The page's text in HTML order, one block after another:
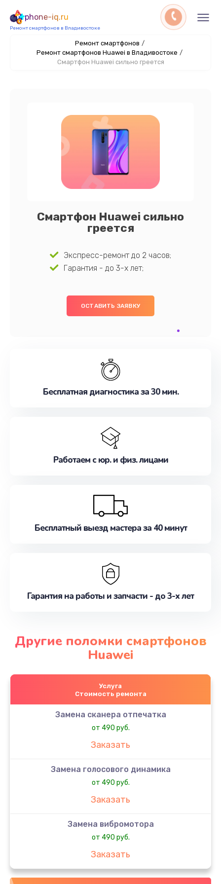
phone-iq.ru
Ремонт смартфонов в Владивостоке
Ремонт смартфонов /
Ремонт смартфонов Huawei в Владивостоке /
Смартфон Huawei сильно греется
Смартфон Huawei сильно
греется
Экспресс-ремонт до 2 часов;
Гарантия - до 3-х лет;
ОСТАВИТЬ ЗАЯВКУ
Бесплатная диагностика за 30 мин.
Работаем с юр. и физ. лицами
Бесплатный выезд мастера за 40 минут
Гарантия на работы и запчасти - до 3-х лет
Другие поломки смартфонов
Huawei
Услуга
Стоимость ремонта
Замена сканера отпечатка
от 490 руб.
Заказать
Замена голосового динамика
от 490 руб.
Заказать
Замена вибромотора
от 490 руб.
Заказать
Замена антенны